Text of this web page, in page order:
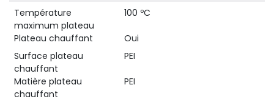
Température
maximum plateau
100 ºC
Plateau chauffant
Oui
Surface plateau
chauffant
PEI
Matière plateau
chauffant
PEI